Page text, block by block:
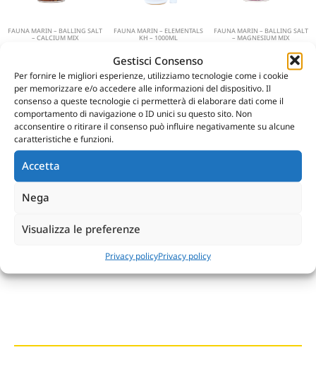
Gestisci Consenso
Per fornire le migliori esperienze, utilizziamo tecnologie come i cookie
per memorizzare e/o accedere alle informazioni del dispositivo. Il
consenso a queste tecnologie ci permetterà di elaborare dati come il
comportamento di navigazione o ID unici su questo sito. Non
acconsentire o ritirare il consenso può influire negativamente su alcune
caratteristiche e funzioni.
Accetta
Nega
Visualizza le preferenze
Privacy policyPrivacy policy
FAUNA MARIN – BALLING SALT
– CALCIUM MIX
Scegli
FAUNA MARIN – ELEMENTALS
KH – 1000ML
Aggiungi al carrello
FAUNA MARIN – BALLING SALT
– MAGNESIUM MIX
Scegli
Aggiungi al carrello